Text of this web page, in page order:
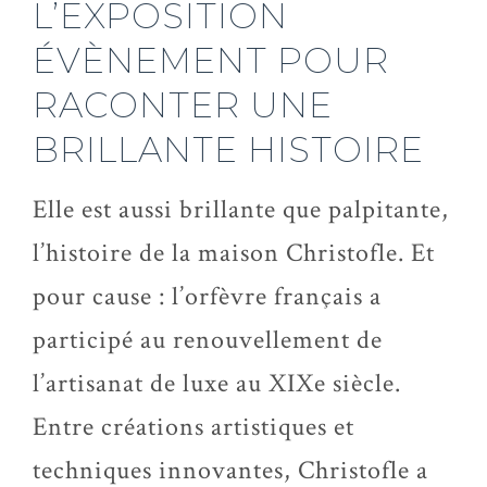
L’EXPOSITION
ÉVÈNEMENT POUR
RACONTER UNE
BRILLANTE HISTOIRE
Elle est aussi brillante que palpitante,
l’histoire de la maison Christofle. Et
pour cause : l’orfèvre français a
participé au renouvellement de
l’artisanat de luxe au XIXe siècle.
Entre créations artistiques et
techniques innovantes, Christofle a